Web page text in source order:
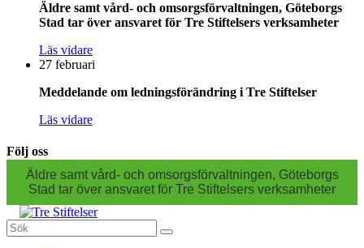
Äldre samt vård- och omsorgsförvaltningen, Göteborgs
Stad tar över ansvaret för Tre Stiftelsers verksamheter
Läs vidare
27 februari
Meddelande om ledningsförändring i Tre Stiftelser
Läs vidare
Följ oss
Äldre samt vård- och omsorgsförvaltningen, Göteborgs
Stad tar över ansvaret för Tre Stiftelsers verksamheter
Sök
efter: